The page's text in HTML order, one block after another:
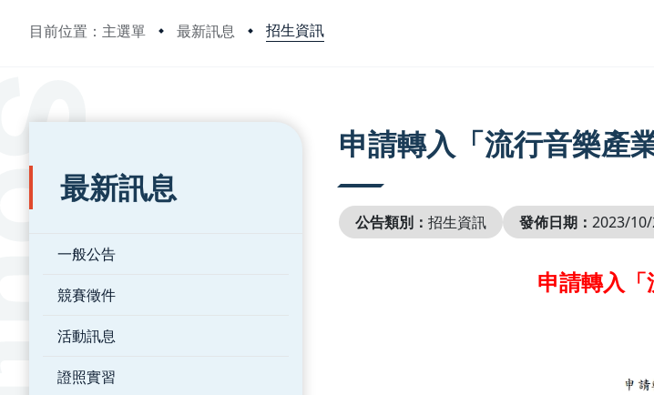
目前位置：主選單 最新訊息 招生資訊
:::
最新訊息
一般公告
競賽徵件
活動訊息
證照實習
申請轉入「流行音樂產
公告類別： 招生資訊 發佈日期： 2023/
申請轉入